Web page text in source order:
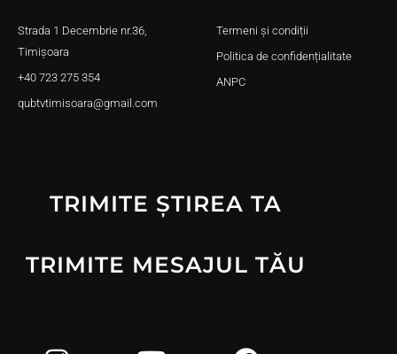
Strada 1 Decembrie nr.36,
Timișoara
+40 723 275 354
qubtvtimisoara@gmail.com
Termeni și condiții
Politica de confidențialitate
ANPC
TRIMITE ȘTIREA TA
TRIMITE MESAJUL TĂU